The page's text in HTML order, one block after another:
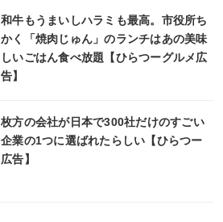
和牛もうまいしハラミも最高。市役所ち
かく「焼肉じゅん」のランチはあの美味
しいごはん食べ放題【ひらつーグルメ広
告】
枚方の会社が日本で300社だけのすごい
企業の1つに選ばれたらしい【ひらつー
広告】